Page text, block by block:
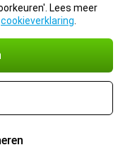
Lees meer
cookieverklaring